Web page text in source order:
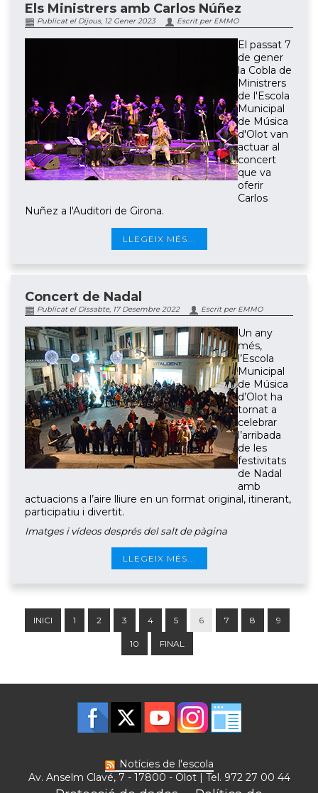
Els Ministrers amb Carlos Núñez
Publicat el Dijous, 12 Gener 2023 Escrit per EMMO
El passat 7
de gener
la Cobla de
Ministrers
de l'Escola
Municipal
de Música
d'Olot van
actuar al
concert
que va
oferir
Carlos
Nuñez a l'Auditori de Girona.
LLEGEIX MÉS...
Concert de Nadal
Publicat el Dissabte, 17 Desembre 2022 Escrit per EMMO
Un any
més,
l’Escola
Municipal
de Música
d’Olot ha
tornat a
celebrar
l’arribada
de les
festivitats
de Nadal
amb
actuacions a l’aire lliure en un format original, itinerant,
participatiu i divertit.
Imatges i vídeos després del salt de pàgina
LLEGEIX MÉS...
INICI 1 2 3 4 5 6 7 8 9
10 FINAL
Notícies de l'escola
Av. Anselm Clavé, 7 - 17800 - Olot | Tel. 972 27 00 44